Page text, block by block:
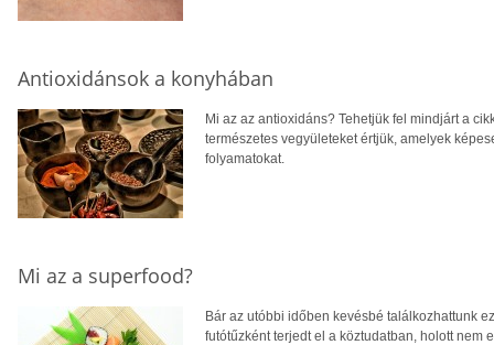
Antioxidánsok a konyhában
Mi az az antioxidáns? Tehetjük fel mindjárt a
természetes vegyületeket értjük, amelyek
folyamatokat.
Mi az a superfood?
Bár az utóbbi időben kevésbé találkozhattunk
futótűzként terjedt el a köztudatban, holott nem